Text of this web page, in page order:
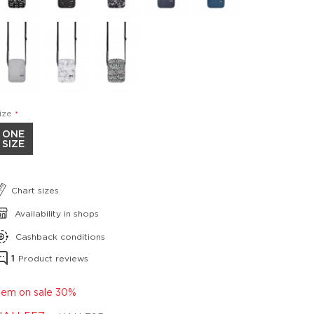
ONE
SIZE
Chart sizes
Availability in shops
Cashback conditions
1 Product reviews
on sale 30%